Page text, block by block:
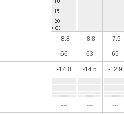
-8.8 -8.8 -7.5
66 63 65
-14.0 -14.5 -12.9
--- --- ---